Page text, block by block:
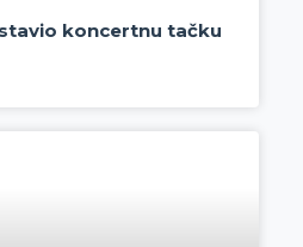
koncertnu tačku